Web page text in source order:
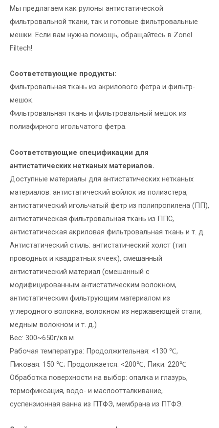
Мы предлагаем как рулоны антистатической
фильтровальной ткани, так и готовые фильтровальные
мешки. Если вам нужна помощь, обращайтесь в Zonel
Filtech!
Соответствующие продукты:
Фильтровальная ткань из акрилового фетра и фильтр-
мешок.
Фильтровальная ткань и фильтровальный мешок из
полиэфирного игольчатого фетра.
Соответствующие спецификации для
антистатических нетканых материалов.
Доступные материалы для антистатических нетканых
материалов: антистатический войлок из полиэстера,
антистатический игольчатый фетр из полипропилена (ПП),
антистатическая фильтровальная ткань из ППС,
антистатическая акриловая фильтровальная ткань и т. д.
Антистатический стиль: антистатический холст (тип
проводных и квадратных ячеек), смешанный
антистатический материал (смешанный с
модифицированным антистатическим волокном,
антистатическим фильтрующим материалом из
углеродного волокна, волокном из нержавеющей стали,
медным волокном и т. д.)
Вес: 300~650г/кв.м.
Рабочая температура: Продолжительная: <130 ℃,
Пиковая: 150 ℃; Продолжается: <200℃, Пики: 220℃
Обработка поверхности на выбор: опалка и глазурь,
термофиксация, водо- и маслоотталкивание,
суспензионная ванна из ПТФЭ, мембрана из ПТФЭ.